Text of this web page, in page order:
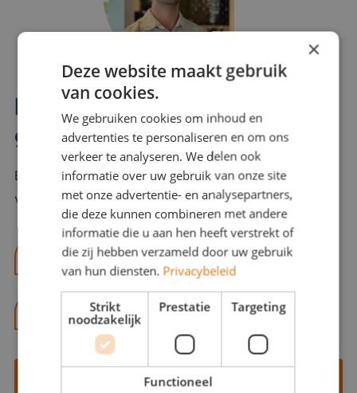
Interesse? Benno helpt je
graag verder!
Bel of mail Benno met al jouw vragen. Benno staat
voor je klaar en helpt je graag!
benno@viajou.nl
06 13 28 62 71
Contact opnemen
×
Deze website maakt gebruik
van cookies.
We gebruiken cookies om inhoud en
advertenties te personaliseren en om ons
verkeer te analyseren. We delen ook
informatie over uw gebruik van onze site
met onze advertentie- en analysepartners,
die deze kunnen combineren met andere
informatie die u aan hen heeft verstrekt of
die zij hebben verzameld door uw gebruik
van hun diensten. Privacybeleid
Strikt
noodzakelijk
Prestatie Targeting
Functioneel